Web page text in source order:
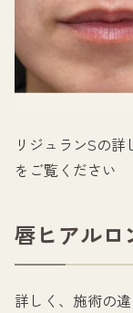
リジュランSの詳
をご覧ください
唇ヒアルロ
詳しく、施術の